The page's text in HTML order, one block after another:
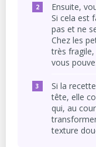
Ensuite,
Si cela est
pas et ne
Chez les
très
vous
Si la
tête, elle
qui, au
texture